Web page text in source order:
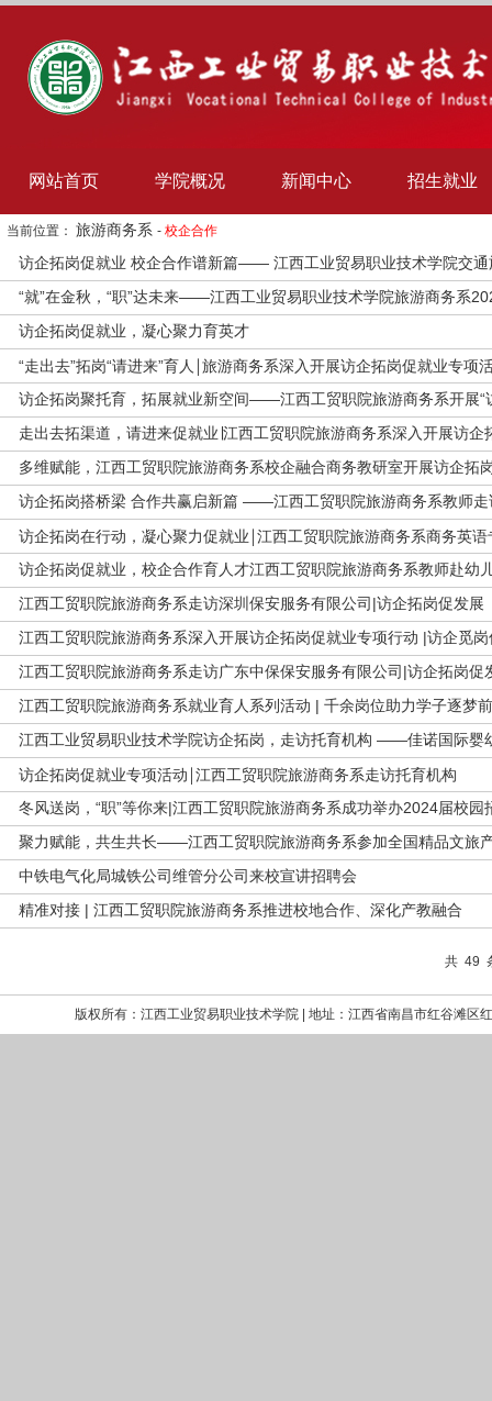
网站首页 学院概况 新闻中心 招生就业
当前位置： 旅游商务系 - 校企合作
访企拓岗促就业 校企合作谱新篇—— 江西工业贸易职业技术学院交
“就”在金秋，“职”达未来——江西工业贸易职业技术学院旅游商务系
访企拓岗促就业，凝心聚力育英才
“走出去”拓岗“请进来”育人￨旅游商务系深入开展访企拓岗促就业专项
访企拓岗聚托育，拓展就业新空间——江西工贸职院旅游商务系开展“
走出去拓渠道，请进来促就业∣江西工贸职院旅游商务系深入开展访企
多维赋能，江西工贸职院旅游商务系校企融合商务教研室开展访企拓
访企拓岗搭桥梁 合作共赢启新篇 ——江西工贸职院旅游商务系教师走
访企拓岗在行动，凝心聚力促就业￨江西工贸职院旅游商务系商务英
访企拓岗促就业，校企合作育人才江西工贸职院旅游商务系教师赴幼
江西工贸职院旅游商务系走访深圳保安服务有限公司|访企拓岗促发展
江西工贸职院旅游商务系深入开展访企拓岗促就业专项行动 |访企觅
江西工贸职院旅游商务系走访广东中保保安服务有限公司|访企拓岗促
江西工贸职院旅游商务系就业育人系列活动 | 千余岗位助力学子逐
江西工业贸易职业技术学院访企拓岗，走访托育机构 ——佳诺国际婴
访企拓岗促就业专项活动￨江西工贸职院旅游商务系走访托育机构
冬风送岗，“职”等你来|江西工贸职院旅游商务系成功举办2024届校园
聚力赋能，共生共长——江西工贸职院旅游商务系参加全国精品文旅
中铁电气化局城铁公司维管分公司来校宣讲招聘会
精准对接 | 江西工贸职院旅游商务系推进校地合作、深化产教融合
共 49
版权所有：江西工业贸易职业技术学院 | 地址：江西省南昌市红谷滩